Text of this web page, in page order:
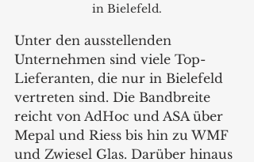
in Bielefeld.
Unter den ausstellenden
Unternehmen sind viele Top-
Lieferanten, die nur in Bielefeld
vertreten sind. Die Bandbreite
reicht von AdHoc und ASA über
Mepal und Riess bis hin zu WMF
und Zwiesel Glas. Darüber hinaus